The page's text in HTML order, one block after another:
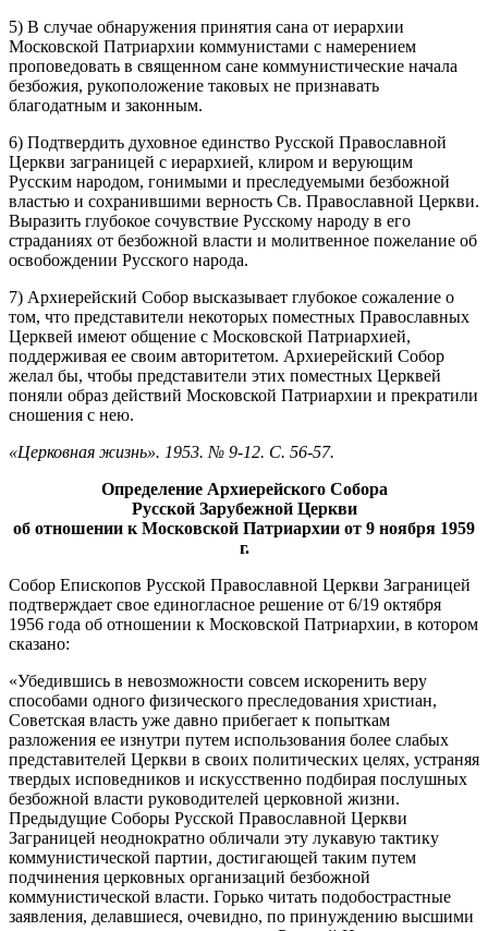
5) В случае обнаружения принятия сана от иерархии
Московской Патриархии коммунистами с намерением
проповедовать в священном сане коммунистические начала
безбожия, рукоположение таковых не признавать
благодатным и законным.
6) Подтвердить духовное единство Русской Православной
Церкви заграницей с иерархией, клиром и верующим
Русским народом, гонимыми и преследуемыми безбожной
властью и сохранившими верность Св. Православной Церкви.
Выразить глубокое сочувствие Русскому народу в его
страданиях от безбожной власти и молитвенное пожелание об
освобождении Русского народа.
7) Архиерейский Собор высказывает глубокое сожаление о
том, что представители некоторых поместных Православных
Церквей имеют общение с Московской Патриархией,
поддерживая ее своим авторитетом. Архиерейский Собор
желал бы, чтобы представители этих поместных Церквей
поняли образ действий Московской Патриархии и прекратили
сношения с нею.
«Церковная жизнь». 1953. № 9-12. С. 56-57.
Определение Архиерейского Собора
Русской Зарубежной Церкви
об отношении к Московской Патриархии от 9 ноября 1959
г.
Собор Епископов Русской Православной Церкви Заграницей
подтверждает свое единогласное решение от 6/19 октября
1956 года об отношении к Московской Патриархии, в котором
сказано:
«Убедившись в невозможности совсем искоренить веру
способами одного физического преследования христиан,
Советская власть уже давно прибегает к попыткам
разложения ее изнутри путем использования более слабых
представителей Церкви в своих политических целях, устраняя
твердых исповедников и искусственно подбирая послушных
безбожной власти руководителей церковной жизни.
Предыдущие Соборы Русской Православной Церкви
Заграницей неоднократно обличали эту лукавую тактику
коммунистической партии, достигающей таким путем
подчинения церковных организаций безбожной
коммунистической власти. Горько читать подобострастные
заявления, делавшиеся, очевидно, по принуждению высшими